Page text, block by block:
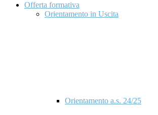
Offerta formativa
Orientamento in Uscita
Orientamento a.s. 24/25